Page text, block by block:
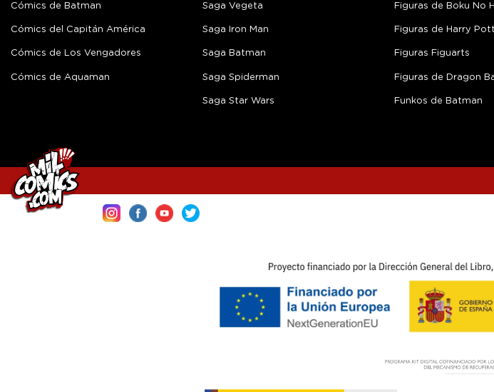
Cómics de Batman
Cómics del Capitán América
Cómics de Los Vengadores
Cómics de Aquaman
Saga Vegeta
Saga Iron Man
Saga Batman
Saga Spiderman
Saga Star Wars
Figuras de Boku No
Figuras de Harry
Figuras Figuarts
Figuras de Dragon
Funkos de Batman